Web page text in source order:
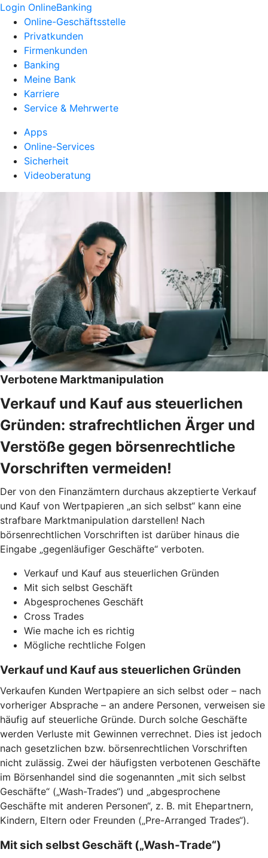
Login OnlineBanking
Online-Geschäftsstelle
Privatkunden
Firmenkunden
Banking
Meine Bank
Karriere
Service & Mehrwerte
Apps
Online-Services
Sicherheit
Videoberatung
Verbotene Marktmanipulation
Verkauf und Kauf aus steuerlichen
Gründen: strafrechtlichen Ärger und
Verstöße gegen börsenrechtliche
Vorschriften vermeiden!
Der von den Finanzämtern durchaus akzeptierte Verkauf
und Kauf von Wertpapieren „an sich selbst“ kann eine
strafbare Marktmanipulation darstellen! Nach
börsenrechtlichen Vorschriften ist darüber hinaus die
Eingabe „gegenläufiger Geschäfte“ verboten.
Verkauf und Kauf aus steuerlichen Gründen
Mit sich selbst Geschäft
Abgesprochenes Geschäft
Cross Trades
Wie mache ich es richtig
Mögliche rechtliche Folgen
Verkauf und Kauf aus steuerlichen Gründen
Verkaufen Kunden Wertpapiere an sich selbst oder – nach
vorheriger Absprache – an andere Personen, verweisen sie
häufig auf steuerliche Gründe. Durch solche Geschäfte
werden Verluste mit Gewinnen verrechnet. Dies ist jedoch
nach gesetzlichen bzw. börsenrechtlichen Vorschriften
nicht zulässig. Zwei der häufigsten verbotenen Geschäfte
im Börsenhandel sind die sogenannten „mit sich selbst
Geschäfte“ („Wash-Trades“) und „abgesprochene
Geschäfte mit anderen Personen“, z. B. mit Ehepartnern,
Kindern, Eltern oder Freunden („Pre-Arranged Trades“).
Mit sich selbst Geschäft („Wash-Trade“)